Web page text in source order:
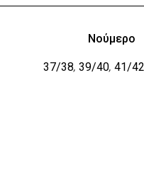
Νούμερο
37/38, 39/40, 41/42